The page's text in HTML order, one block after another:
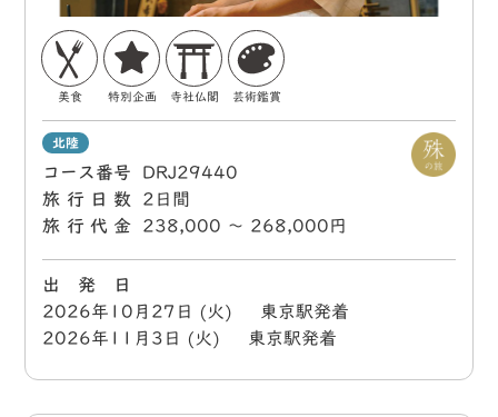
美食 特別企画 寺社仏閣 芸術鑑賞
北陸
コース番号
DRJ29440
旅行日数
2日間
旅行代金
238,000 〜 268,000円
出 発 日
2026年10月27日 (火) 東京駅発着
2026年11月3日 (火) 東京駅発着